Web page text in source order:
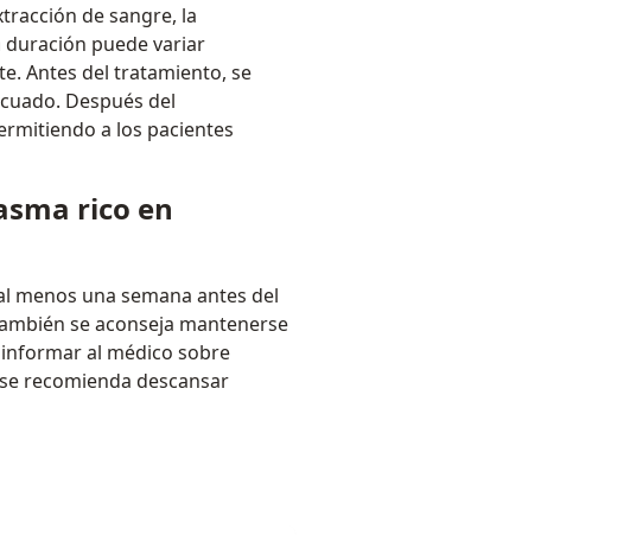
de sangre, la
duración puede variar
Antes del tratamiento, se
Después del
a los pacientes
rico en
menos una semana antes del
se aconseja mantenerse
al médico sobre
recomienda descansar